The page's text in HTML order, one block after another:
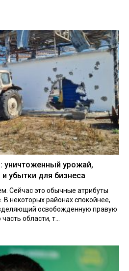
уничтоженный урожай,
убытки для бизнеса
Сейчас это обычные атрибуты
некоторых районах спокойнее,
освобожденную правую
области, т...